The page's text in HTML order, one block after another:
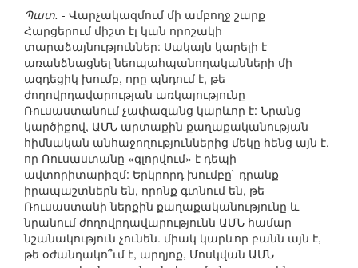
Պատ. - Վարչակազմում մի ամբողջ շարք
Հարցերում միշտ էլ կան որոշակի
տարաձայնություններ: Սակայն կարելի է
առանձնացնել նեոպահպանողականների մի
ազդեցիկ խումբ, որը պնդում է, թե
ժողովրդավարության առկայությունը
Ռուսաստանում չափազանց կարևոր է: Նրանց
կարծիքով, ԱՄՆ արտաքին քաղաքականության
հիմնական անհաջողություններից մեկը հենց այն է,
որ Ռուսաստանը «գլորվում» է դեպի
ավտորիտարիզմ: Երկրորդ խումբը` դրանք
իրապաշտներն են, որոնք գտնում են, թե
Ռուսաստանի ներքին քաղաքականությունը և
նրանում ժողովրդավարությունն ԱՄՆ համար
նշանակություն չունեն. միակ կարևոր բանն այն է,
թե օժանդակո՞ւմ է, արդյոք, Մոսկվան ԱՄՆ